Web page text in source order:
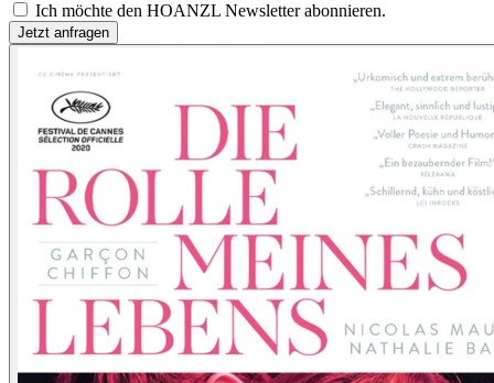
Ich möchte den HOANZL Newsletter abonnieren.